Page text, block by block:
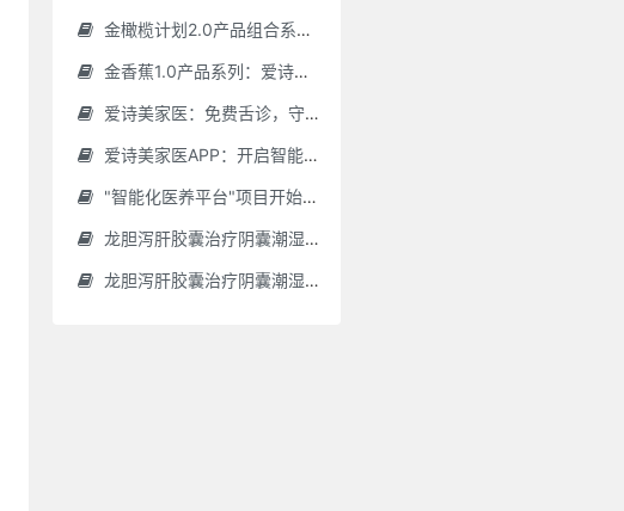
金橄榄计划2.0产品组合系列：健康分布机（健康一体机）+慢病管理系统，可落地在健康小屋，社区服务中心等等
金香蕉1.0产品系列：爱诗美家医健康分布机，健康一体机，社区服务中心，药店，健康小屋都需要
爱诗美家医：免费舌诊，守护您的健康之旅
爱诗美家医APP：开启智能舌诊新时代.舌诊app软件有哪些 好用的舌诊app大全
"智能化医养平台"项目开始招商了，零加盟费，终身自动赚钱
龙胆泻肝胶囊治疗阴囊潮湿吗(龙胆泻肝胶囊治疗阴囊潮湿吗怎么服用)
龙胆泻肝胶囊治疗阴囊潮湿吗怎么服用(龙胆泻肝胶囊治疗阴囊潮湿吗怎么服用效果好)